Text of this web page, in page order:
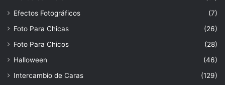
Efectos Fotográficos
(7)
Foto Para Chicas
(26)
Foto Para Chicos
(28)
Halloween
(46)
Intercambio de Caras
(129)